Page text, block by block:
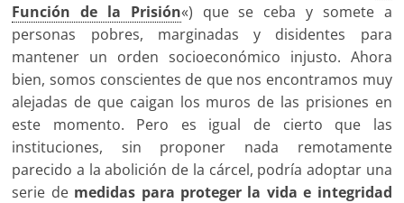
Función de la Prisión«) que se ceba y somete a
personas pobres, marginadas y disidentes para
mantener un orden socioeconómico injusto. Ahora
bien, somos conscientes de que nos encontramos muy
alejadas de que caigan los muros de las prisiones en
este momento. Pero es igual de cierto que las
instituciones, sin proponer nada remotamente
parecido a la abolición de la cárcel, podría adoptar una
serie de medidas para proteger la vida e integridad